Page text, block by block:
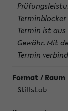
Termin ist
Gewähr. Mit
Termin
SkillsLab